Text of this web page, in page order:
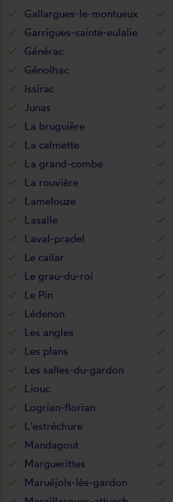
Gallargues-le-montueux
Garrigues-sainte-eulalie
Générac
Génolhac
Issirac
Junas
La bruguière
La calmette
La grand-combe
La rouvière
Lamelouze
Lasalle
Laval-pradel
Le cailar
Le grau-du-roi
Le Pin
Lédenon
Les angles
Les plans
Les salles-du-gardon
Liouc
Logrian-florian
L'estréchure
Mandagout
Marguerittes
Maruéjols-lès-gardon